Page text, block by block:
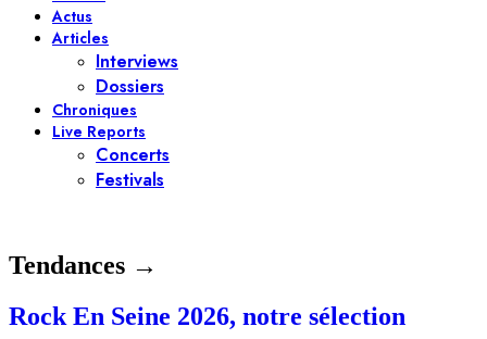
Actus
Articles
Interviews
Dossiers
Chroniques
Live Reports
Concerts
Festivals
Tendances →
Rock En Seine 2026, notre sélection